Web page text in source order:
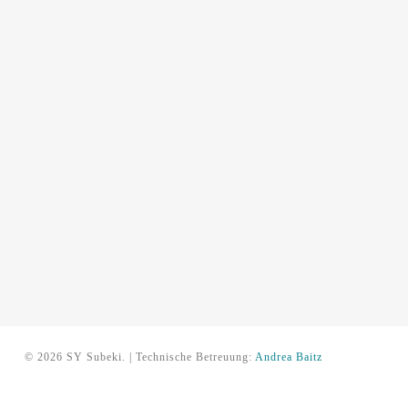
© 2026 SY Subeki. | Technische Betreuung: Andrea Baitz